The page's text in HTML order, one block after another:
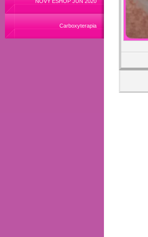
Carboxyterapia